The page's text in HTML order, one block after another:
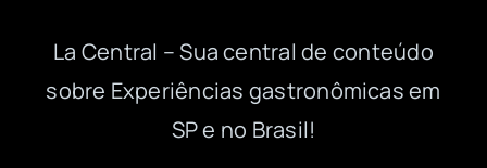
La Central – Sua central de conteúdo
sobre Experiências gastronômicas em
SP e no Brasil!